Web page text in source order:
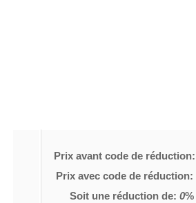
Prix avant code de réduction:
Prix avec code de réduction:
Soit une réduction de: 0%